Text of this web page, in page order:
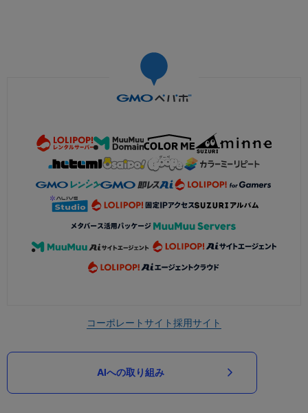
コーポレートサイト採用サイト
AIへの取り組み